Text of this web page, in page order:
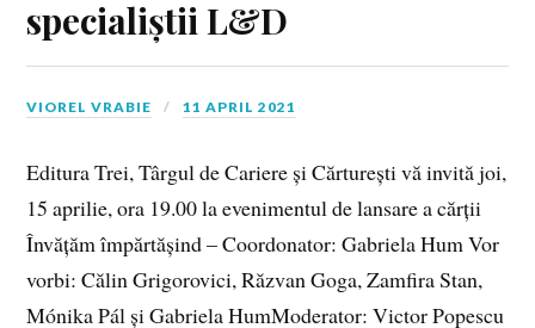
specialiștii L&D
VIOREL VRABIE 11 APRIL 2021
Editura Trei, Târgul de Cariere și Cărturești vă invită joi,
15 aprilie, ora 19.00 la evenimentul de lansare a cărții
Învățăm împărtășind – Coordonator: Gabriela Hum Vor
vorbi: Călin Grigorovici, Răzvan Goga, Zamfira Stan,
Mónika Pál și Gabriela HumModerator: Victor Popescu